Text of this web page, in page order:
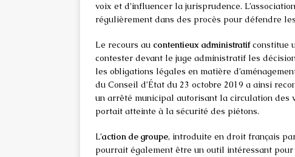
voix et d’influencer la jurisprudence. L’association
régulièrement dans des procès pour défendre
Le recours au contentieux administratifconstitue
contester devant le juge administratif les
les obligations légales en matière
du Conseil d’État du 23 octobre 2019 a ainsi
un arrêté municipal autorisant la circulation des
portait atteinte à la sécurité des piétons.
L’action de groupe, introduite en droit français
pourrait également être un outil intéressant